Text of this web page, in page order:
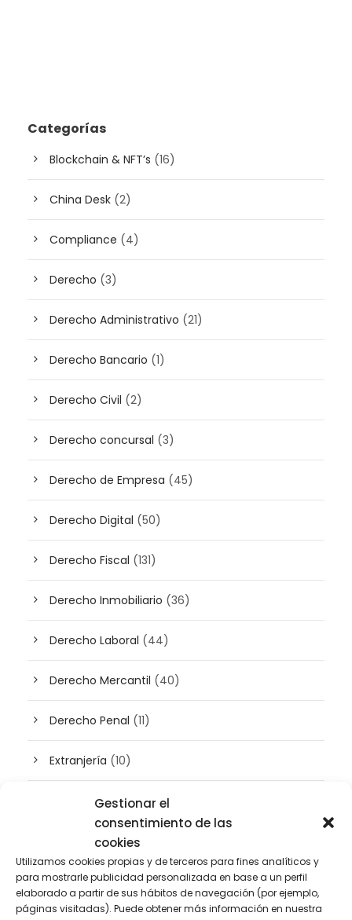
Gestionar el
consentimiento de las
cookies
Utilizamos cookies propias y de terceros para fines analíticos y
para mostrarle publicidad personalizada en base a un perfil
elaborado a partir de sus hábitos de navegación (por ejemplo,
páginas visitadas). Puede obtener más información en nuestra
Categorías
Blockchain & NFT’s (16)
China Desk (2)
Compliance (4)
Derecho (3)
Derecho Administrativo (21)
Derecho Bancario (1)
Derecho Civil (2)
Derecho concursal (3)
Derecho de Empresa (45)
Derecho Digital (50)
Derecho Fiscal (131)
Derecho Inmobiliario (36)
Derecho Laboral (44)
Derecho Mercantil (40)
Derecho Penal (11)
Extranjería (10)
Inteligencia artificial(3)
Patrimonio(5)
Plusvalía(2)